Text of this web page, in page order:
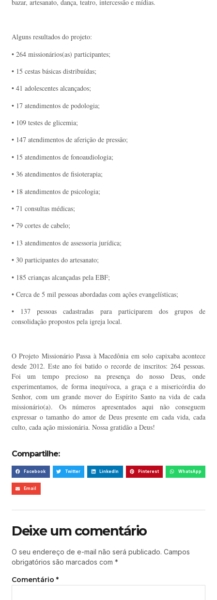
bazar, artesanato, dança, teatro, intercessão e mídias.
Alguns resultados do projeto:
• 264 missionários(as) participantes;
• 15 cestas básicas distribuídas;
• 41 adolescentes alcançados;
• 17 atendimentos de podologia;
• 109 testes de glicemia;
• 147 atendimentos de aferição de pressão;
• 15 atendimentos de fonoaudiologia;
• 36 atendimentos de fisioterapia;
• 18 atendimentos de psicologia;
• 71 consultas médicas;
• 79 cortes de cabelo;
• 13 atendimentos de assessoria jurídica;
• 30 participantes do artesanato;
• 185 crianças alcançadas pela EBF;
• Cerca de 5 mil pessoas abordadas com ações evangelísticas;
• 137 pessoas cadastradas para participarem dos grupos de
consolidação propostos pela igreja local.
O Projeto Missionário Passa à Macedônia em solo capixaba acontece
desde 2012. Este ano foi batido o recorde de inscritos: 264 pessoas.
Foi um tempo precioso na presença do nosso Deus, onde
experimentamos, de forma inequívoca, a graça e a misericórdia do
Senhor, com um grande mover do Espírito Santo na vida de cada
missionário(a). Os números apresentados aqui não conseguem
expressar o tamanho do amor de Deus presente em cada vida, cada
culto, cada ação missionária. Nossa gratidão a Deus!
Compartilhe:
Facebook Twitter LinkedIn Pinterest WhatsApp
Email
Deixe um comentário
O seu endereço de e-mail não será publicado. Campos
obrigatórios são marcados com *
Comentário *